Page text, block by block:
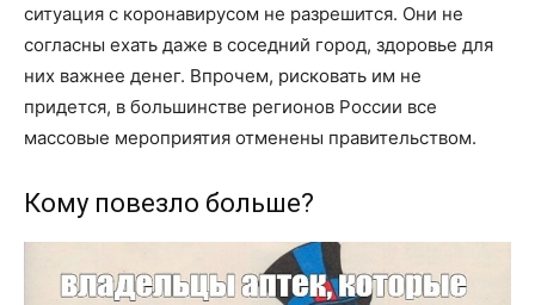
ситуация с коронавирусом не разрешится. Они не
согласны ехать даже в соседний город, здоровье для
них важнее денег. Впрочем, рисковать им не
придется, в большинстве регионов России все
массовые мероприятия отменены правительством.
Кому повезло больше?